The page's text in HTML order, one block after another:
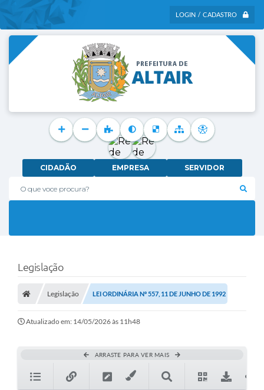
LOGIN / CADASTRO
O que voce procura?
CIDADÃO EMPRESA SERVIDOR
Legislação
Legislação LEI ORDINÁRIA Nº 557, 11 DE JUNHO DE 1992
Atualizado em: 14/05/2026 às 11h48
ARRASTE PARA VER MAIS